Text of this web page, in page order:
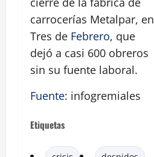
carrocerías Metalpar, en
Tres de Febrero, que
dejó a casi 600 obreros
sin su fuente laboral.
Fuente: infogremiales
Etiquetas